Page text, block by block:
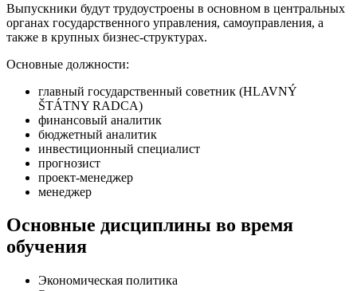
Выпускники будут трудоустроены в основном в центральных
органах государственного управления, самоуправления, а
также в крупных бизнес-структурах.
Основные должности:
главный государственный советник (HLAVNÝ
ŠTÁTNY RADCA)
финансовый аналитик
бюджетный аналитик
инвестиционный специалист
прогнозист
проект-менеджер
менеджер
Основные дисциплины во время
обучения
Экономическая политика